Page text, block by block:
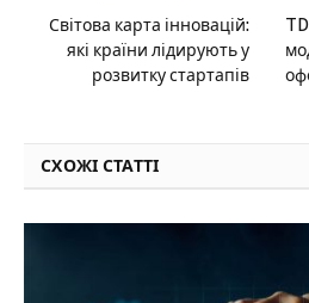
Світова карта інновацій:
які країни лідирують у
розвитку стартапів
СХОЖІ СТАТТІ